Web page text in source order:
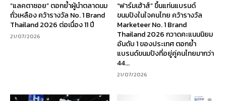
“แลคตาซอย” ตอกย้ำผู้นำตลาดนม
ถั่วเหลือง คว้ารางวัล No. 1 Brand
Thailand 2026 ต่อเนื่อง 11 ปี
21/07/2026
“ฟาร์มเฮ้าส์” ขึ้นแท่นแบรนด์
ขนมปังในใจคนไทย คว้ารางวัล
Marketeer No. 1 Brand
Thailand 2026 กวาดคะแนนนิยม
อันดับ 1 ของประเทศ ตอกย้ำ
แบรนด์ขนมปังที่อยู่คู่คนไทยมากว่า
44...
21/07/2026